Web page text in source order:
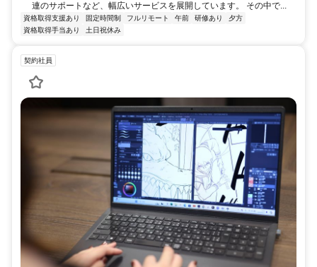
連のサポートなど、幅広いサービスを展開しています。 その中で...
資格取得支援あり 固定時間制 フルリモート 午前 研修あり
夕方
資格取得手当あり
土日祝休み
契約社員